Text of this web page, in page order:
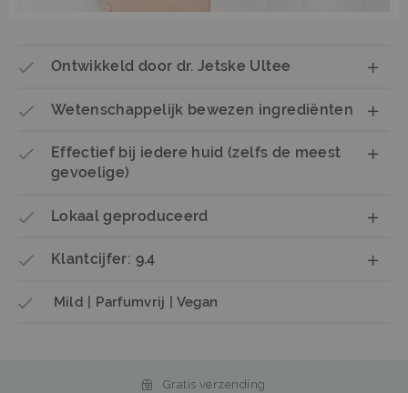
Ontwikkeld door dr. Jetske Ultee
Wetenschappelijk bewezen ingrediënten
Effectief bij iedere huid (zelfs de meest
gevoelige)
Lokaal geproduceerd
Klantcijfer: 9.4
Mild | Parfumvrij | Vegan
Gratis verzending